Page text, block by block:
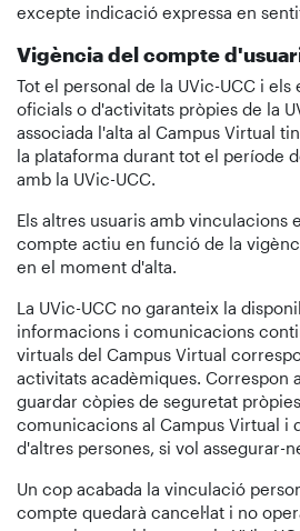
excepte indicació expressa en
Vigència del compte
Tot el personal de la UVic-UCC i els
oficials o d'activitats pròpies de la
associada l'alta al Campus Virtual
la plataforma durant tot el període
amb la UVic-UCC.
Els altres usuaris amb vinculacions
compte actiu en funció de la
en el moment d'alta.
La UVic-UCC no garanteix la
informacions i comunicacions
virtuals del Campus Virtual
activitats acadèmiques. Correspon
guardar còpies de seguretat
comunicacions al Campus Virtual i
d'altres persones, si vol assegurar-
Un cop acabada la vinculació
compte quedarà cancel·lat i no